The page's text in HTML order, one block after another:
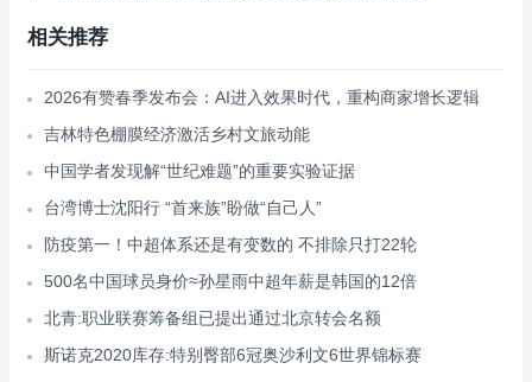
相关推荐
2026有赞春季发布会：AI进入效果时代，重构商家增长逻辑
吉林特色棚膜经济激活乡村文旅动能
中国学者发现解“世纪难题”的重要实验证据
台湾博士沈阳行 “首来族”盼做“自己人”
防疫第一！中超体系还是有变数的 不排除只打22轮
500名中国球员身价≈孙星雨中超年薪是韩国的12倍
北青:职业联赛筹备组已提出通过北京转会名额
斯诺克2020库存:特别臀部6冠奥沙利文6世界锦标赛